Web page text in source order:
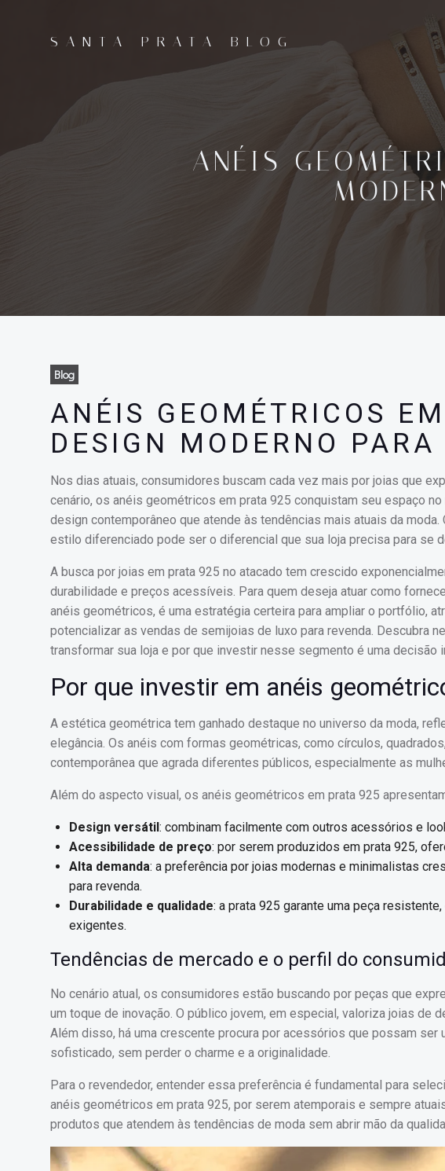
SANTA PRATA BLOG
ANÉIS
Blog
ANÉIS GEOMÉTRICOS
DESIGN MODERNO PARA
Nos dias atuais, consumidores buscam cada vez mais por joias que
cenário, os anéis geométricos em prata 925 conquistam seu espaço
design contemporâneo que atende às tendências mais atuais da
estilo diferenciado pode ser o diferencial que sua loja precisa para se
A busca por joias em prata 925 no atacado tem crescido
durabilidade e preços acessíveis. Para quem deseja atuar como
anéis geométricos, é uma estratégia certeira para ampliar o portfólio,
potencializar as vendas de semijoias de luxo para revenda. Descubra
transformar sua loja e por que investir nesse segmento é uma decisão
Por que investir em anéis
A estética geométrica tem ganhado destaque no universo da moda,
elegância. Os anéis com formas geométricas, como círculos,
contemporânea que agrada diferentes públicos, especialmente as
Além do aspecto visual, os anéis geométricos em prata 925
Design versátil: combinam facilmente com outros acessórios e
Acessibilidade de preço: por serem produzidos em prata 925,
Alta demanda: a preferência por joias modernas e minimalistas
para revenda.
Durabilidade e qualidade: a prata 925 garante uma peça
exigentes.
Tendências de mercado e o perfil do
No cenário atual, os consumidores estão buscando por peças que
um toque de inovação. O público jovem, em especial, valoriza joias de
Além disso, há uma crescente procura por acessórios que possam
sofisticado, sem perder o charme e a originalidade.
Para o revendedor, entender essa preferência é fundamental para
anéis geométricos em prata 925, por serem atemporais e sempre
produtos que atendem às tendências de moda sem abrir mão da